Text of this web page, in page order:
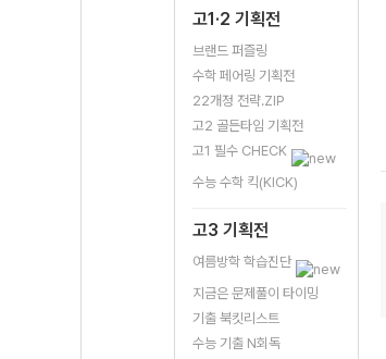
고1·2 기획전
브랜드 퍼즐링
수학 페어링 기획전
22개정 전략.ZIP
고2 골든타임 기획전
고1 필수 CHECK
수능 수학 킥(KICK)
고3 기획전
여름방학 학습진단
지금은 문제풀이 타이밍
기출 북킷리스트
수능 기출 N회독